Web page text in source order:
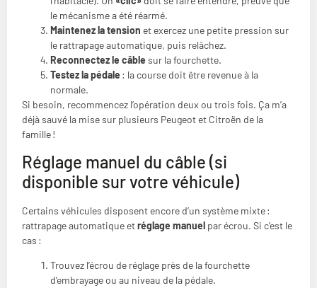
le mécanisme a été réarmé.
Maintenez la tension et exercez une petite pression sur
le rattrapage automatique, puis relâchez.
Reconnectez le câble sur la fourchette.
Testez la pédale : la course doit être revenue à la
normale.
Si besoin, recommencez l’opération deux ou trois fois. Ça m’a
déjà sauvé la mise sur plusieurs Peugeot et Citroën de la
famille !
Réglage manuel du câble (si
disponible sur votre véhicule)
Certains véhicules disposent encore d’un système mixte :
rattrapage automatique etréglage manuel par écrou. Si c’est le
cas :
Trouvez l’écrou de réglage près de la fourchette
d’embrayage ou au niveau de la pédale.